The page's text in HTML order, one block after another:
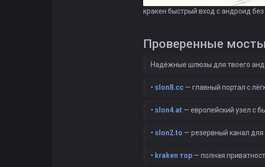
кракен быстрый вход с андроид
Проверенные
Надёжные шлюзы для твоего
• slon8.cc — главный портал с
• slon4.at — европейский узел с
• slon2.to — резервный канал для
• kraken тор — полная